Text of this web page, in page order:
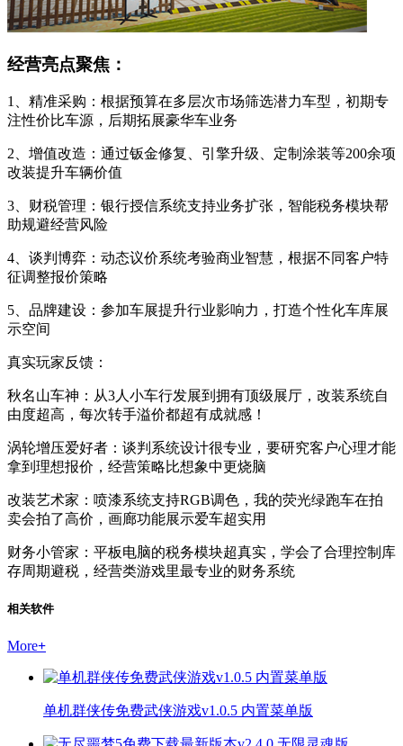
经营亮点聚焦：
1、精准采购：根据预算在多层次市场筛选潜力车型，初期专
注性价比车源，后期拓展豪华车业务
2、增值改造：通过钣金修复、引擎升级、定制涂装等200余项
改装提升车辆价值
3、财税管理：银行授信系统支持业务扩张，智能税务模块帮
助规避经营风险
4、谈判博弈：动态议价系统考验商业智慧，根据不同客户特
征调整报价策略
5、品牌建设：参加车展提升行业影响力，打造个性化车库展
示空间
真实玩家反馈：
秋名山车神：从3人小车行发展到拥有顶级展厅，改装系统自
由度超高，每次转手溢价都超有成就感！
涡轮增压爱好者：谈判系统设计很专业，要研究客户心理才能
拿到理想报价，经营策略比想象中更烧脑
改装艺术家：喷漆系统支持RGB调色，我的荧光绿跑车在拍
卖会拍了高价，画廊功能展示爱车超实用
财务小管家：平板电脑的税务模块超真实，学会了合理控制库
存周期避税，经营类游戏里最专业的财务系统
相关软件
More+
单机群侠传免费武侠游戏v1.0.5 内置菜单版